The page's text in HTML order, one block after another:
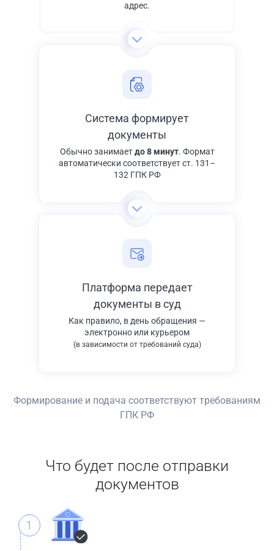
адрес.
Система формирует
документы
Обычно занимаетдо 8 минут. Формат
автоматически соответствует ст. 131–
132 ГПК РФ
Платформа передает
документы в суд
Как правило, в день обращения —
электронно или курьером
(в зависимости от требований суда)
Формирование и подача соответствуют требованиям
ГПК РФ
Что будет после отправки
документов
1